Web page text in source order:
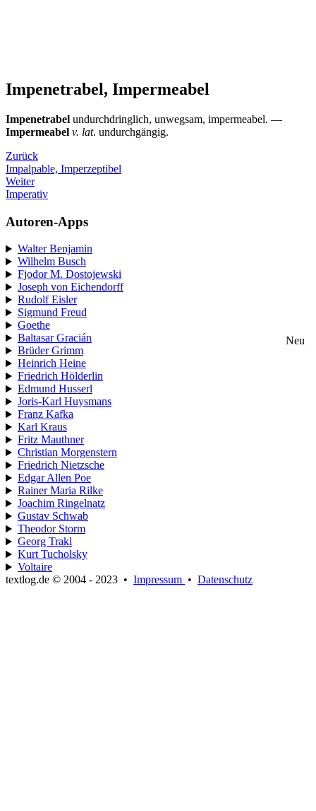
Impenetrabel, Impermeabel
Impenetrabel undurchdringlich, unwegsam, impermeabel. —
Impermeabel v. lat. undurchgängig.
Zurück
Impalpable, Imperzeptibel
Weiter
Imperativ
Autoren-Apps
Walter Benjamin
Wilhelm Busch
Fjodor M. Dostojewski
Joseph von Eichendorff
Rudolf Eisler
Sigmund Freud
Goethe
Baltasar Gracián
Neu
Brüder Grimm
Heinrich Heine
Friedrich Hölderlin
Edmund Husserl
Joris-Karl Huysmans
Franz Kafka
Karl Kraus
Fritz Mauthner
Christian Morgenstern
Friedrich Nietzsche
Edgar Allen Poe
Rainer Maria Rilke
Joachim Ringelnatz
Gustav Schwab
Theodor Storm
Georg Trakl
Kurt Tucholsky
Voltaire
textlog.de © 2004 - 2023 • Impressum • Datenschutz